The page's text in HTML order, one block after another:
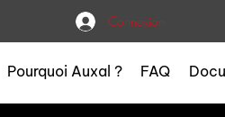
Connexion
Pourquoi Auxal ? FAQ